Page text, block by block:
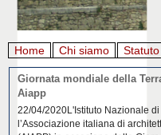
Home Chi siamo Statuto
Giornata mondiale della
Aiapp
22/04/2020L'Istituto Nazionale
l’Associazione italiana di